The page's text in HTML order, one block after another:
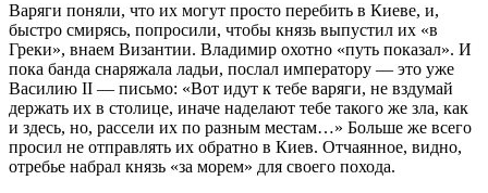
Варяги поняли, что их могут просто перебить в Киеве, и,
быстро смирясь, попросили, чтобы князь выпустил их «в
Греки», внаем Византии. Владимир охотно «путь показал». И
пока банда снаряжала ладьи, послал императору — это уже
Василию II — письмо: «Вот идут к тебе варяги, не вздумай
держать их в столице, иначе наделают тебе такого же зла, как
и здесь, но, рассели их по разным местам…» Больше же всего
просил не отправлять их обратно в Киев. Отчаянное, видно,
отребье набрал князь «за морем» для своего похода.